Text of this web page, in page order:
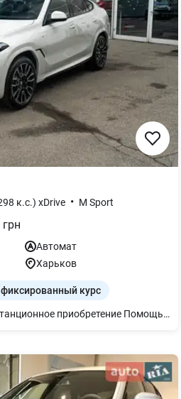
к.с.) xDrive • M Sport
грн
Автомат
Харьков
курс
Доставка в ваш город Дистанционное приобретение Помощь с фин мониторингом Финансирование-кредит, лизинг Программа Trade in-обмен на ваше авто НДС 21" M диски V-spoke 915 M Bicolour с шинами смешанного типа и runflat Шины `Runflat` M спортивные тормоза Система "Travel & Comfort" Облицовочные планки в салоне Carbon Fibre Автоматический 4-зонный климат-контроль Пакет `Ambient Air` Функция массажа для водителя и переднего пассажира Driving Assistant Professional Юридический экстренный вызов Персональная e-SIM BMW Live Cockpit Professional Пакет "M Sport Pro" Дизайн фар BMW Individual Shadow Line М паски безпеки M Sport тормоза с красными суппортами BMW Individual обработка кузова `High - gloss Shadow Line` с расширенным содержанием M спортивный звук выхлопной системы Пакет `Comfort` Подогрев передних и задних сидений Передний пакет подогрева Термостакан Протиугонная система со сканером салона Автоматические доводчики дверей Солнцезащитное остекление Велюровые коврики Активная вентиляция передних сидений Комфортные передние сиденья Адаптивные светодиодные фары Акустическая система `Harman Kardon` Болты-секретки для колес Индикатор давления в шинах Адаптивная пневматическая подвеска Решетка радиатора BMW `Iconig Glow` Акустическое скление Отделка `CraftedClarity` Driving Assistant Помощь при парковке Professional Интеллектуальный экстренный вызов Teleservices ConnectedDrive Services Пакет Connected неограниченный Беспроводная зарядка с охлаждением устройства Меню на украинском языке Руководство пользователя на украинском языке